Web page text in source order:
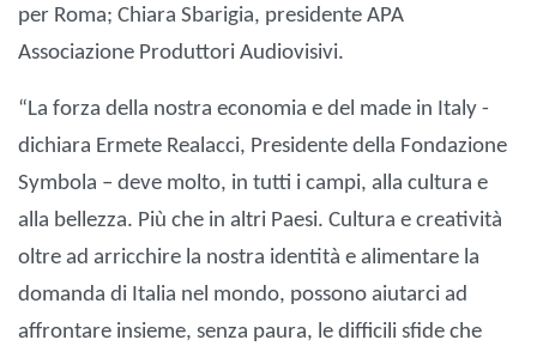
per Roma; Chiara Sbarigia, presidente APA
Associazione Produttori Audiovisivi.
“La forza della nostra economia e del made in Italy -
dichiara Ermete Realacci, Presidente della Fondazione
Symbola – deve molto, in tutti i campi, alla cultura e
alla bellezza. Più che in altri Paesi. Cultura e creatività
oltre ad arricchire la nostra identità e alimentare la
domanda di Italia nel mondo, possono aiutarci ad
affrontare insieme, senza paura, le difficili sfide che